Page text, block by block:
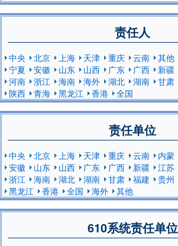
责任人
中央 北京 上海 天津 重庆 云南 其他
宁夏
安徽 山东 山西 广东 广西 新疆
河南
浙江 海南 海外 湖北 湖南 甘肃
陕西
青海 黑龙江 香港 全国
责任单位
中央 北京 上海 天津 重庆 云南 内蒙
安徽
山东 山西 广东 广西 新疆 江苏
浙江
海南 湖北 湖南 甘肃 福建 贵州
黑龙江
香港 全国 海外 其他
610系统责任单位